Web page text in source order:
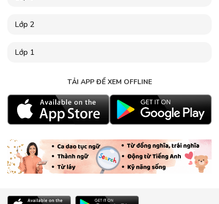
Lớp 2
Lớp 1
TẢI APP ĐỂ XEM OFFLINE